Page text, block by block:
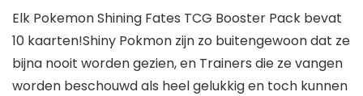
Elk Pokemon Shining Fates TCG Booster Pack bevat
10 kaarten!Shiny Pokmon zijn zo buitengewoon dat ze
bijna nooit worden gezien, en Trainers die ze vangen
worden beschouwd als heel gelukkig en toch kunnen